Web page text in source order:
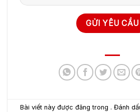
Bài viết này được đăng trong . Đánh